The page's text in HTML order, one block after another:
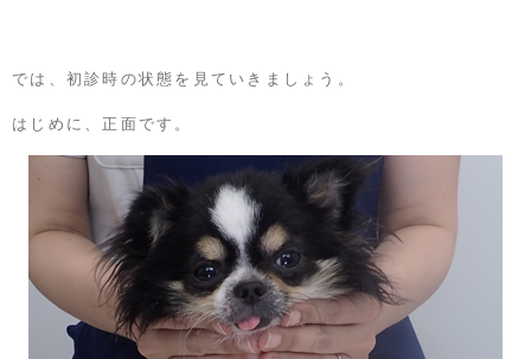
では、初診時の状態を見ていきましょう。
はじめに、正面です。